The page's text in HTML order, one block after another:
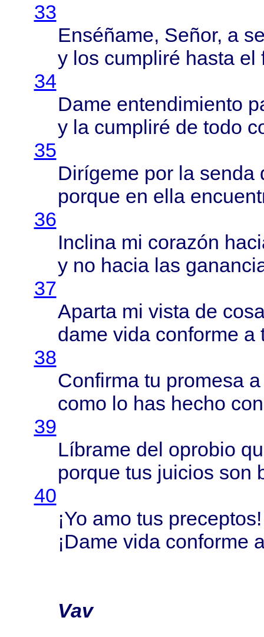
33
Enséñame, Señor, a
y los cumpliré hastael
34
Dame entendimiento
y la cumpliré de todo
35
Dirígeme por la senda
porque en ella
36
Inclinami corazón
y no hacialas
37
Apartami vistade
dame vida conforme a
38
Confirmatu promesa
como lo has hecho
39
Líbrame del oprobio
porque tus juicios son
40
¡Yo amo tus preceptos!
¡Dame vida conforme
Vav